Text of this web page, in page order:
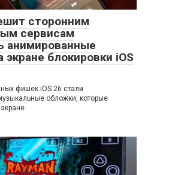
сторонним
сервисам
анимированные
блокировки iOS
фишек iOS 26 стали
обложки, которые